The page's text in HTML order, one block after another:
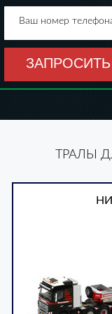
Ваш номер
ТРАЛЫ